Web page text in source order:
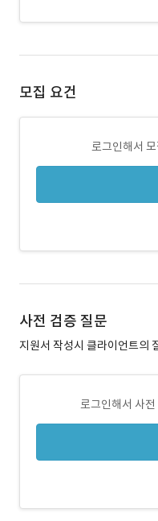
모집 요건
로그인해서
사전 검증 질문
지원서 작성시 클라이언트의
로그인해서 사